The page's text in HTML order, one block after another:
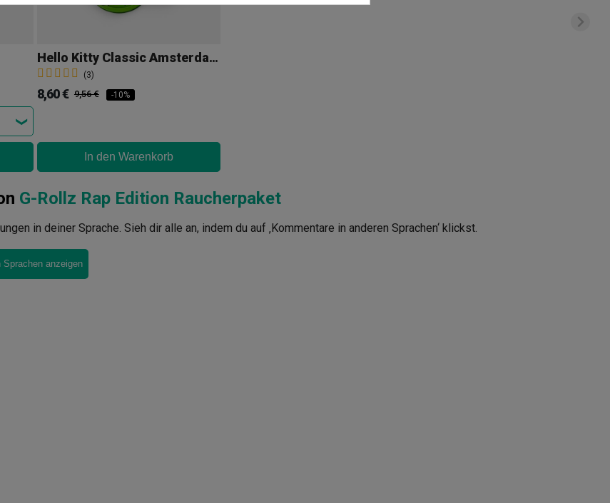
Hello Kitty Classic Amsterdam Kleinschale + Aschenbecher-Set
(3)
8,60 € 9,56 € -10%
In den Warenkorb
G-Rollz Rap Edition Raucherpaket
in deiner Sprache. Sieh dir alle an, indem du auf ‚Kommentare in anderen Sprachen‘ klickst.
Sprachen anzeigen